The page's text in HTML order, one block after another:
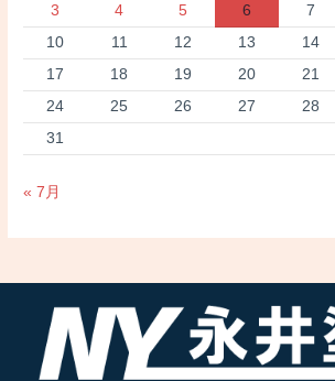
3
4 5 6 7
10
11 12 13 14
17
18 19 20 21
24
25 26 27 28
31
« 7月